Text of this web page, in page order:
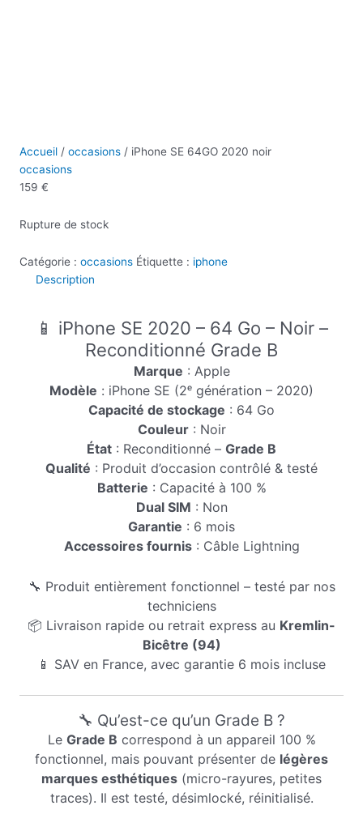
Accueil / occasions / iPhone SE 64GO 2020 noir
occasions
159 €
Rupture de stock
Catégorie : occasions Étiquette : iphone
Description
📱 iPhone SE 2020 – 64 Go – Noir –
Reconditionné Grade B
Marque : Apple
Modèle : iPhone SE (2ᵉ génération – 2020)
Capacité de stockage : 64 Go
Couleur: Noir
État : Reconditionné – Grade B
Qualité : Produit d’occasion contrôlé & testé
Batterie : Capacité à 100 %
Dual SIM : Non
Garantie : 6 mois
Accessoires fournis: Câble Lightning
🔧 Produit entièrement fonctionnel – testé par nos
techniciens
📦 Livraison rapide ou retrait express au Kremlin-
Bicêtre (94)
📱 SAV en France, avec garantie 6 mois incluse
🔧 Qu’est-ce qu’un Grade B ?
Le Grade B correspond à un appareil 100 %
fonctionnel, mais pouvant présenter de légères
marques esthétiques (micro-rayures, petites
traces). Il est testé, désimlocké, réinitialisé.